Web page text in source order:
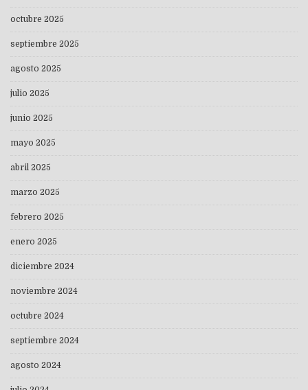
octubre 2025
septiembre 2025
agosto 2025
julio 2025
junio 2025
mayo 2025
abril 2025
marzo 2025
febrero 2025
enero 2025
diciembre 2024
noviembre 2024
octubre 2024
septiembre 2024
agosto 2024